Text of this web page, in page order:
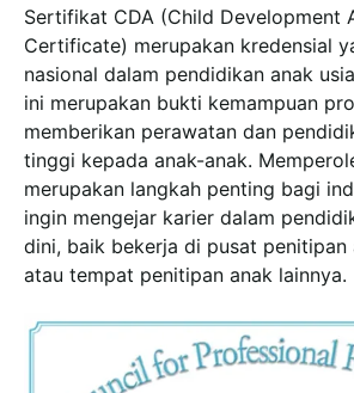
Sertifikat CDA (Child Development
Certificate) merupakan kredensial
nasional dalam pendidikan anak
ini merupakan bukti kemampuan
memberikan perawatan dan
tinggi kepada anak-anak.
merupakan langkah penting bagi
ingin mengejar karier dalam
dini, baik bekerja di pusat penitipan
atau tempat penitipan anak lainnya.